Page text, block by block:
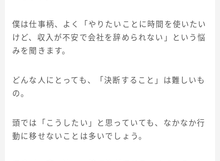
僕は仕事柄、よく「やりたいことに時間を使いたい
けど、収入が不安で会社を辞められない」という悩
みを聞きます。
どんな人にとっても、「決断すること」は難しいも
の。
頭では「こうしたい」と思っていても、なかなか行
動に移せないことは多いでしょう。